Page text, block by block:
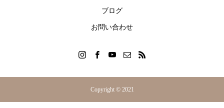
ブログ
お問い合わせ
Copyright © 2021